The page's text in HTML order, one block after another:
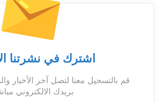
اشترك في نشرتنا
قم بالتسجيل معنا لتصل آخر الأخبار
بريدك الالكتروني